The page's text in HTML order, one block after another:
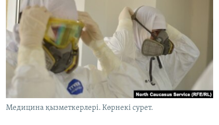
Search
ӘЛЕМ
АРНАЙЫ ЖОБАЛАР
Русский
ЖАЗЫЛЫҢЫЗ
Медицина қызметкерлері. Көрнекі сурет.